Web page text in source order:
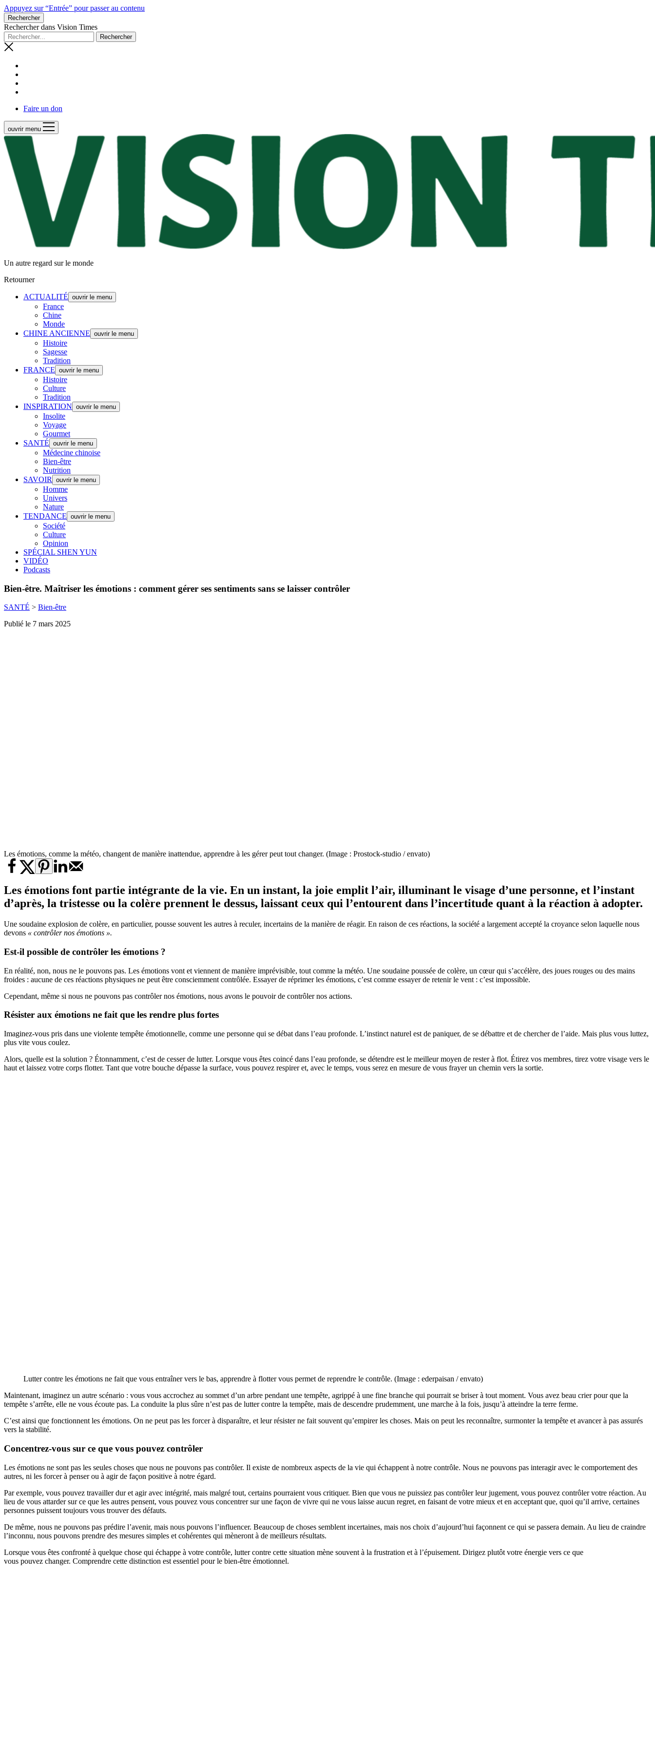
Appuyez sur “Entrée” pour passer au contenu
Rechercher
Rechercher dans Vision Times
Faire un don
ouvrir menu
Un autre regard sur le monde
Retourner
ACTUALITÉ ouvrir le menu
France
Chine
Monde
CHINE ANCIENNE ouvrir le menu
Histoire
Sagesse
Tradition
FRANCE ouvrir le menu
Histoire
Culture
Tradition
INSPIRATION ouvrir le menu
Insolite
Voyage
Gourmet
SANTÉ ouvrir le menu
Médecine chinoise
Bien-être
Nutrition
SAVOIR
ouvrir le menu
Homme
Univers
Nature
TENDANCE ouvrir le menu
Société
Culture
Opinion
SPÉCIAL SHEN YUN
VIDÉO
Podcasts
Bien-être. Maîtriser les émotions : comment gérer ses sentiments sans se laisser contrôler
SANTÉ > Bien-être
Publié le 7 mars 2025
Les émotions, comme la météo, changent de manière inattendue, apprendre à les gérer peut tout changer. (Image : Prostock-studio / envato)
Les émotions font partie intégrante de la vie. En un instant, la joie emplit l’air, illuminant le visage d’une personne, et l’instant
d’après, la tristesse ou la colère prennent le dessus, laissant ceux qui l’entourent dans l’incertitude quant à la réaction à adopter.
Une soudaine explosion de colère, en particulier, pousse souvent les autres à reculer, incertains de la manière de réagir. En raison de ces réactions, la société a largement accepté la croyance selon laquelle nous
devons « contrôler nos émotions ».
Est-il possible de contrôler les émotions ?
En réalité, non, nous ne le pouvons pas. Les émotions vont et viennent de manière imprévisible, tout comme la météo. Une soudaine poussée de colère, un cœur qui s’accélère, des joues rouges ou des mains
froides : aucune de ces réactions physiques ne peut être consciemment contrôlée. Essayer de réprimer les émotions, c’est comme essayer de retenir le vent : c’est impossible.
Cependant, même si nous ne pouvons pas contrôler nos émotions, nous avons le pouvoir de contrôler nos actions.
Résister aux émotions ne fait que les rendre plus fortes
Imaginez-vous pris dans une violente tempête émotionnelle, comme une personne qui se débat dans l’eau profonde. L’instinct naturel est de paniquer, de se débattre et de chercher de l’aide. Mais plus vous luttez,
plus vite vous coulez.
Alors, quelle est la solution ? Étonnamment, c’est de cesser de lutter. Lorsque vous êtes coincé dans l’eau profonde, se détendre est le meilleur moyen de rester à flot. Étirez vos membres, tirez votre visage vers le
haut et laissez votre corps flotter. Tant que votre bouche dépasse la surface, vous pouvez respirer et, avec le temps, vous serez en mesure de vous frayer un chemin vers la sortie.
Lutter contre les émotions ne fait que vous entraîner vers le bas, apprendre à flotter vous permet de reprendre le contrôle. (Image : ederpaisan / envato)
Maintenant, imaginez un autre scénario : vous vous accrochez au sommet d’un arbre pendant une tempête, agrippé à une fine branche qui pourrait se briser à tout moment. Vous avez beau crier pour que la
tempête s’arrête, elle ne vous écoute pas. La conduite la plus sûre n’est pas de lutter contre la tempête, mais de descendre prudemment, une marche à la fois, jusqu’à atteindre la terre ferme.
C’est ainsi que fonctionnent les émotions. On ne peut pas les forcer à disparaître, et leur résister ne fait souvent qu’empirer les choses. Mais on peut les reconnaître, surmonter la tempête et avancer à pas assurés
vers la stabilité.
Concentrez-vous sur ce que vous pouvez contrôler
Les émotions ne sont pas les seules choses que nous ne pouvons pas contrôler. Il existe de nombreux aspects de la vie qui échappent à notre contrôle. Nous ne pouvons pas interagir avec le comportement des
autres, ni les forcer à penser ou à agir de façon positive à notre égard.
Par exemple, vous pouvez travailler dur et agir avec intégrité, mais malgré tout, certains pourraient vous critiquer. Bien que vous ne puissiez pas contrôler leur jugement, vous pouvez contrôler votre réaction. Au
lieu de vous attarder sur ce que les autres pensent, vous pouvez vous concentrer sur une façon de vivre qui ne vous laisse aucun regret, en faisant de votre mieux et en acceptant que, quoi qu’il arrive, certaines
personnes puissent toujours vous trouver des défauts.
De même, nous ne pouvons pas prédire l’avenir, mais nous pouvons l’influencer. Beaucoup de choses semblent incertaines, mais nos choix d’aujourd’hui façonnent ce qui se passera demain. Au lieu de craindre
l’inconnu, nous pouvons prendre des mesures simples et cohérentes qui mèneront à de meilleurs résultats.
Lorsque vous êtes confronté à quelque chose qui échappe à votre contrôle, lutter contre cette situation mène souvent à la frustration et à l’épuisement. Dirigez plutôt votre énergie vers ce que
vous pouvez changer. Comprendre cette distinction est essentiel pour le bien-être émotionnel.